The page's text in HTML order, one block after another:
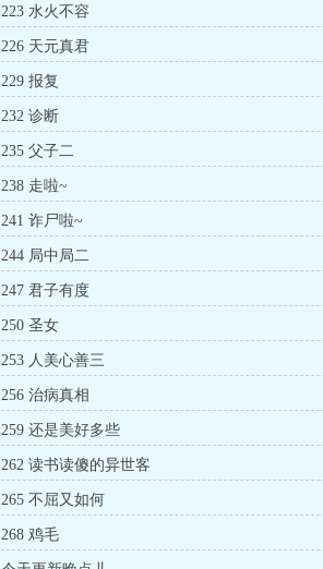
223 水火不容
226 天元真君
229 报复
232 诊断
235 父子二
238 走啦~
241 诈尸啦~
244 局中局二
247 君子有度
250 圣女
253 人美心善三
256 治病真相
259 还是美好多些
262 读书读傻的异世客
265 不屈又如何
268 鸡毛